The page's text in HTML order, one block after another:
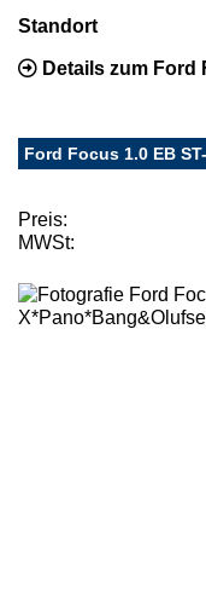
Standort
Details zum Ford
Ford Focus 1.0 EB
Preis:
MWSt: